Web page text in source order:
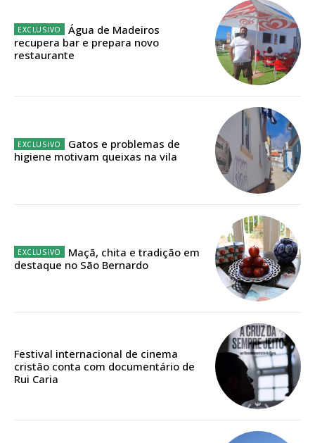
ASSINATURA
IMPRESSA
Edição em papel entregue à Quinta-feira em sua
Ofertas para assinatura anual
ASSINATURA
DIGITAL ANUAL
Água de Madeiros
recupera bar e prepara novo
restaurante
Gatos e problemas de
higiene motivam queixas na vila
Maçã, chita e tradição em
destaque no São Bernardo
Festival internacional de cinema
cristão conta com documentário de
Rui Caria